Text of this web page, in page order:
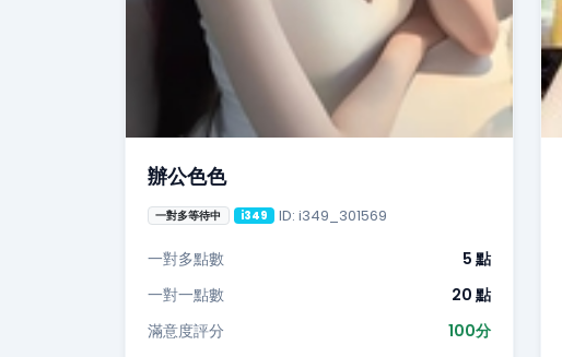
辦公色色
一對多等待中 i349 ID: i349_301569
一對多點數
5 點
一對一點數
20 點
滿意度評分
100分